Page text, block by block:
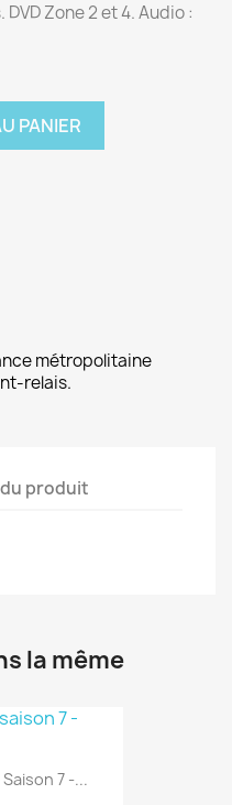
Zone 2 et 4. Audio :
PANIER
métropolitaine
relais.
produit
la même
7 -...